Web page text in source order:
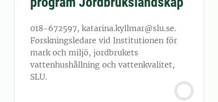
018-672597, katarina.kyllmar@slu.se.
Forskningsledare vid Institutionen för
mark och miljö, jordbrukets
vattenhushållning och vattenkvalitet,
SLU.